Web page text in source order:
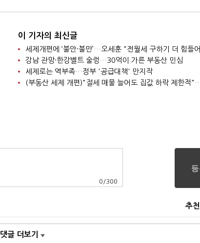
이 기자의 최신글
세제개편에 ‘불안·불만’…오세훈 "전월세 구하기 더 힘들
강남 관망·한강벨트 술렁…30억이 가른 부동산 민심
세제로는 역부족…정부 '공급대책' 만지작
0 /300
추
댓글 더보기